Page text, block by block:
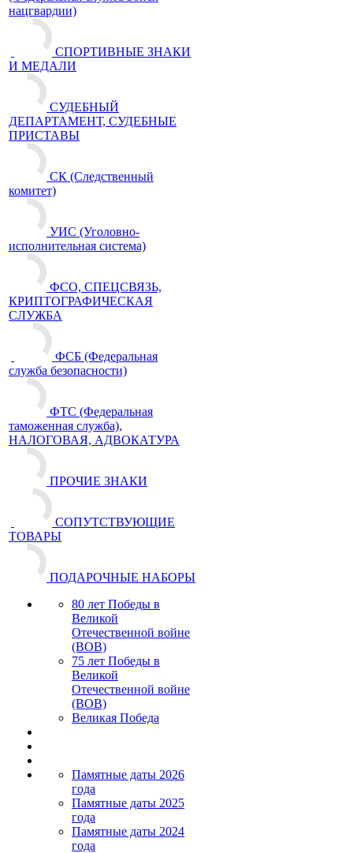
нацгвардии)
СПОРТИВНЫЕ ЗНАКИ
И МЕДАЛИ
СУДЕБНЫЙ
ДЕПАРТАМЕНТ, СУДЕБНЫЕ
ПРИСТАВЫ
СК (Следственный
комитет)
УИС (Уголовно-
исполнительная система)
ФСО, СПЕЦСВЯЗЬ,
КРИПТОГРАФИЧЕСКАЯ
СЛУЖБА
ФСБ (Федеральная
служба безопасности)
ФТС (Федеральная
таможенная служба),
НАЛОГОВАЯ, АДВОКАТУРА
ПРОЧИЕ ЗНАКИ
СОПУТСТВУЮЩИЕ
ТОВАРЫ
ПОДАРОЧНЫЕ НАБОРЫ
80 лет Победы в
Великой
Отечественной войне
(ВОВ)
75 лет Победы в
Великой
Отечественной войне
(ВОВ)
Великая Победа
Памятные даты 2026
года
Памятные даты 2025
года
Памятные даты 2024
года